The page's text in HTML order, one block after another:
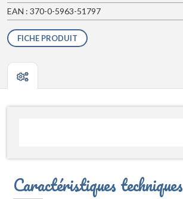
EAN : 370-0-5963-51797
FICHE PRODUIT
Caractéristiques techniques